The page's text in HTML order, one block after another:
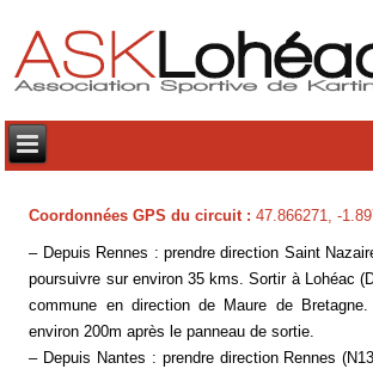
Coordonnées GPS du circuit : 47.866271, -
– Depuis Rennes : prendre direction Saint
poursuivre sur environ 35 kms. Sortir à Lohéac
commune en direction de Maure de
environ 200m après le panneau de sortie.
– Depuis Nantes : prendre direction Rennes